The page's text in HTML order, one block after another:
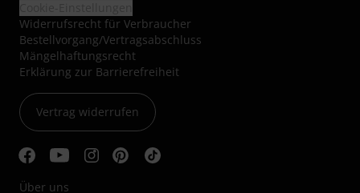
Widerrufsrecht für Verbraucher
Bestellvorgang/Vertragsabschluss
Mängelhaftungsrecht
Erklärung zur Barrierefreiheit
Vertrag widerrufen
Über uns